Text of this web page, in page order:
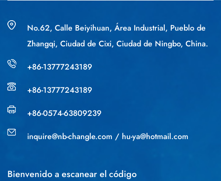
No.62, Calle Beiyihuan, Área Industrial, Pueblo de
Zhangqi, Ciudad de Cixi, Ciudad de Ningbo, China.
+86-13777243189
+86-13777243189
+86-0574-63809239
inquire@nb-changle.com / hu-ya@hotmail.com
Bienvenido a escanear el código